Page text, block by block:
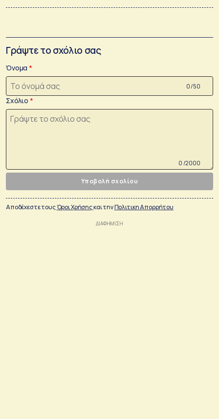
Γράψτε το σχόλιο σας
Όνομα
0 /50
Σχόλιο
0 /2000
Υποβολή σχολίου
Αποδέχεστε τουςΌροι Χρήσηςκαι τηνΠολιτικη Απορρήτου